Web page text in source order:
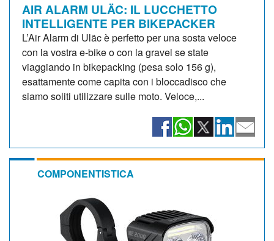
AIR ALARM ULÄC: IL LUCCHETTO
INTELLIGENTE PER BIKEPACKER
L’Air Alarm di Uläc è perfetto per una sosta veloce
con la vostra e-bike o con la gravel se state
viaggiando in bikepacking (pesa solo 156 g),
esattamente come capita con i bloccadisco che
siamo soliti utilizzare sulle moto. Veloce,...
COMPONENTISTICA